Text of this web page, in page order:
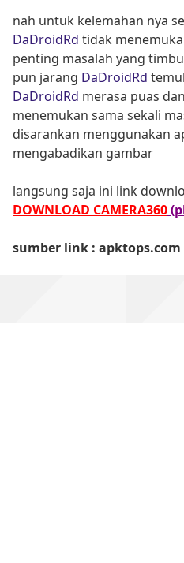
nah untuk kelemahan nya
DaDroidRd tidak
penting masalah yang
pun jarang DaDroidRd
DaDroidRd merasa puas
menemukan sama sekali
disarankan menggunakan
mengabadikan gambar
langsung saja ini link
DOWNLOAD CAMERA360
sumber link : apktops.com